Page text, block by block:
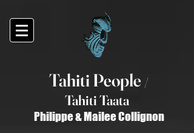
Tahiti People /
Tahiti Taata
Philippe & Mailee Collignon